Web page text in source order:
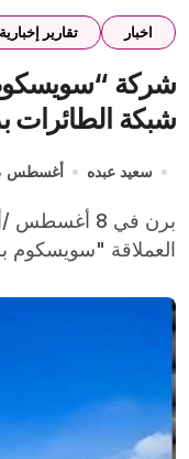
اخبار تقارير إخبارية
شركة
شبكة الطائرات
سعيد عبده أغسطس 8, 2024
برن في 8 أغسطس /أ ش أ/ تسعى شركة الاتصالات
العملاقة